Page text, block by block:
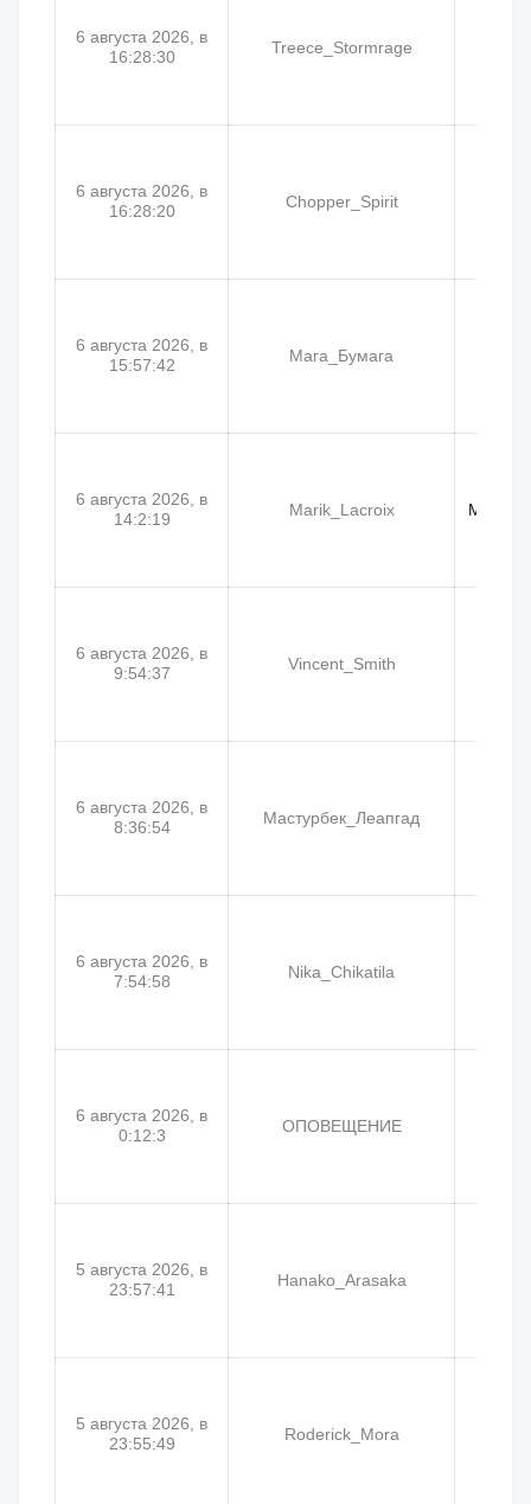
6 августа 2026, в
16:28:30
Treece_Stormrage
6 августа 2026, в
16:28:20
Chopper_Spirit
6 августа 2026, в
15:57:42
Мага_Бумага
6 августа 2026, в
14:2:19
Marik_Lacroix
6 августа 2026, в
9:54:37
Vincent_Smith
6 августа 2026, в
8:36:54
Мастурбек_Леапгад
6 августа 2026, в
7:54:58
Nika_Chikatila
6 августа 2026, в
0:12:3
ОПОВЕЩЕНИЕ
5 августа 2026, в
23:57:41
Hanako_Arasaka
5 августа 2026, в
23:55:49
Roderick_Mora